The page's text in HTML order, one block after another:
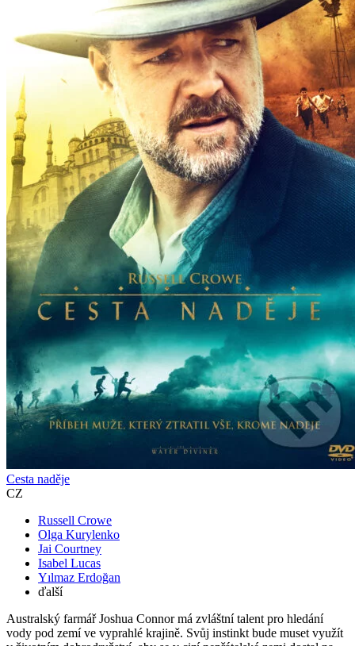
Cesta naděje
CZ
Russell Crowe
Olga Kurylenko
Jai Courtney
Isabel Lucas
Yılmaz Erdoğan
ďalší
Australský farmář Joshua Connor má zvláštní talent pro hledání
vody pod zemí ve vyprahlé krajině. Svůj instinkt bude muset využít